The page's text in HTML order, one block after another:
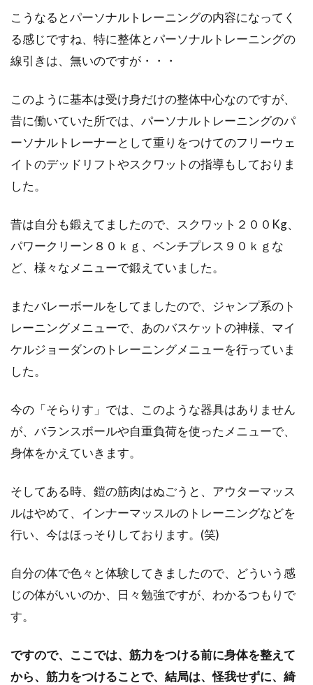
こうなるとパーソナルトレーニングの内容になってく
る感じですね、特に整体とパーソナルトレーニングの
線引きは、無いのですが・・・
このように基本は受け身だけの整体中心なのですが、
昔に働いていた所では、パーソナルトレーニングのパ
ーソナルトレーナーとして重りをつけてのフリーウェ
イトのデッドリフトやスクワットの指導もしておりま
した。
昔は自分も鍛えてましたので、スクワット２００Kg、
パワークリーン８０ｋｇ、ベンチプレス９０ｋｇな
ど、様々なメニューで鍛えていました。
またバレーボールをしてましたので、ジャンプ系のト
レーニングメニューで、あのバスケットの神様、マイ
ケルジョーダンのトレーニングメニューを行っていま
した。
今の「そらりす」では、このような器具はありません
が、バランスボールや自重負荷を使ったメニューで、
身体をかえていきます。
そしてある時、鎧の筋肉はぬごうと、アウターマッス
ルはやめて、インナーマッスルのトレーニングなどを
行い、今はほっそりしております。(笑)
自分の体で色々と体験してきましたので、どういう感
じの体がいいのか、日々勉強ですが、わかるつもりで
す。
ですので、ここでは、筋力をつける前に身体を整えて
から、筋力をつけることで、結局は、怪我せずに、綺